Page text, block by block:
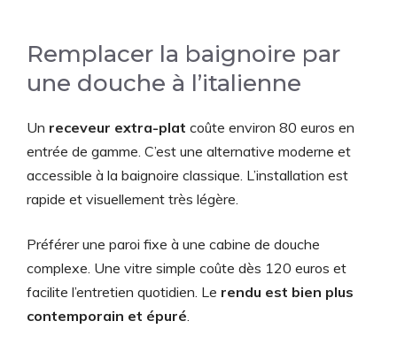
Remplacer la baignoire par
une douche à l’italienne
Un receveur extra-plat coûte environ 80 euros en
entrée de gamme. C’est une alternative moderne et
accessible à la baignoire classique. L’installation est
rapide et visuellement très légère.
Préférer une paroi fixe à une cabine de douche
complexe. Une vitre simple coûte dès 120 euros et
facilite l’entretien quotidien. Le rendu est bien plus
contemporain et épuré.